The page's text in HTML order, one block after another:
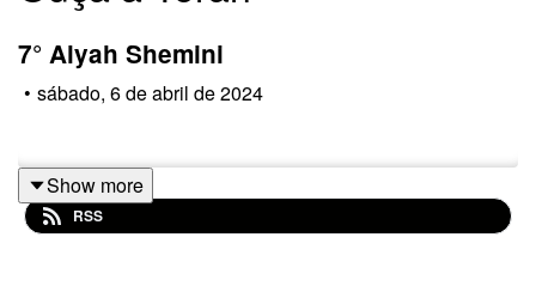
7° Alyah Shemini
• sábado, 6 de abril de 2024
Show more
RSS